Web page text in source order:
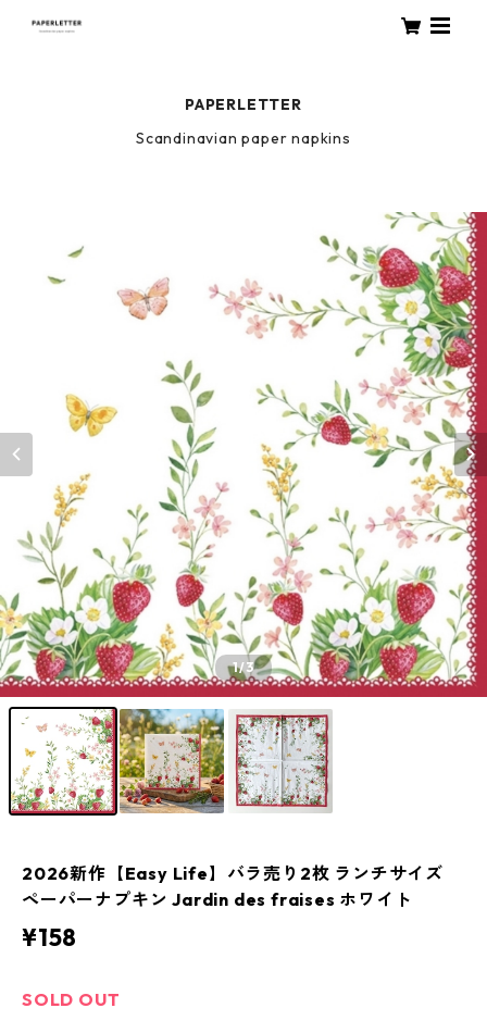
PAPERLETTER
Scandinavian paper napkins
1/3
2026新作【Easy Life】バラ売り2枚 ランチサイズ
ペーパーナプキン Jardin des fraises ホワイト
¥158
SOLD OUT